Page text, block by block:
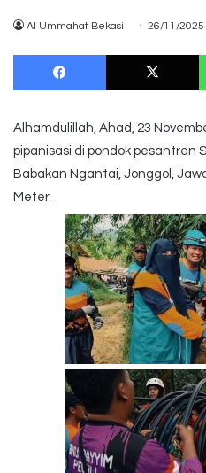
Al Ummahat Bekasi 26/11/2025
Facebook X
Alhamdulillah, Ahad, 23
pipanisasi di pondok pesantren
Babakan Ngantai, Jonggol,
Meter.